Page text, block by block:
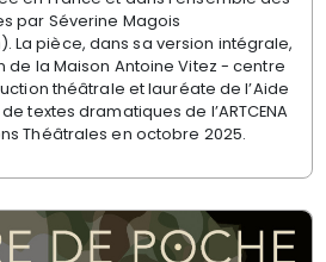
par Séverine Magois
). La pièce, dans sa version intégrale,
de la Maison Antoine Vitez - centre
théâtrale et lauréate de l’Aide
textes dramatiques de l’ARTCENA
Théâtrales en octobre 2025.